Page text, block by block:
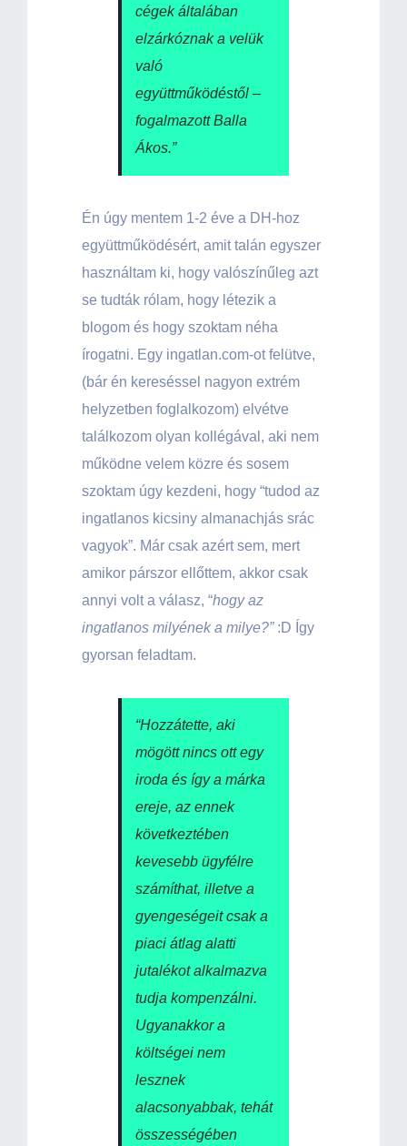
cégek általában
elzárkóznak a velük
való
együttműködéstől –
fogalmazott Balla
Ákos.”
Én úgy mentem 1-2 éve a DH-hoz
együttműködésért, amit talán egyszer
használtam ki, hogy valószínűleg azt
se tudták rólam, hogy létezik a
blogom és hogy szoktam néha
írogatni. Egy ingatlan.com-ot felütve,
(bár én kereséssel nagyon extrém
helyzetben foglalkozom) elvétve
találkozom olyan kollégával, aki nem
működne velem közre és sosem
szoktam úgy kezdeni, hogy “tudod az
ingatlanos kicsiny almanachjás srác
vagyok”. Már csak azért sem, mert
amikor párszor ellőttem, akkor csak
annyi volt a válasz, “hogy az
ingatlanos milyének a milye?”:D Így
gyorsan feladtam.
“Hozzátette, aki
mögött nincs ott egy
iroda és így a márka
ereje, az ennek
következtében
kevesebb ügyfélre
számíthat, illetve a
gyengeségeit csak a
piaci átlag alatti
jutalékot alkalmazva
tudja kompenzálni.
Ugyanakkor a
költségei nem
lesznek
alacsonyabbak, tehát
összességében